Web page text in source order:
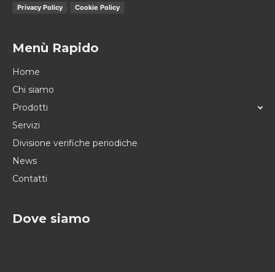
Privacy Policy Cookie Policy
Menù Rapido
Home
Chi siamo
Prodotti
Servizi
Divisione verifiche periodiche
News
Contatti
Dove siamo